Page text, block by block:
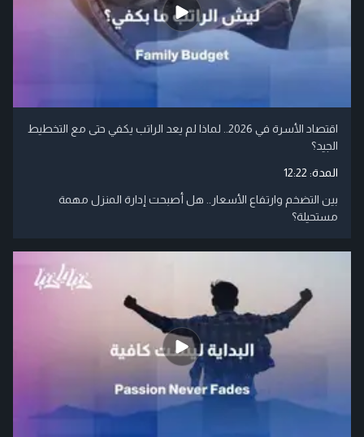
اقتصاد الأسرة في 2026.. لماذا لم يعد الراتب يكفي حتى مع التخطيط
الجيد؟
المدة: 12:22
بين التضخم وارتفاع الأسعار.. هل أصبحت إدارة المنزل مهمة
مستحيلة؟